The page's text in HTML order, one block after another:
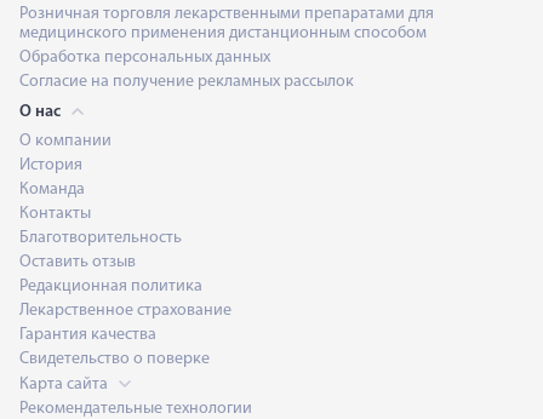
Розничная торговля лекарственными препаратами для
медицинского применения дистанционным способом
Обработка персональных данных
Согласие на получение рекламных рассылок
О нас
О компании
История
Команда
Контакты
Благотворительность
Оставить отзыв
Редакционная политика
Лекарственное страхование
Гарантия качества
Свидетельство о поверке
Карта сайта
Рекомендательные технологии